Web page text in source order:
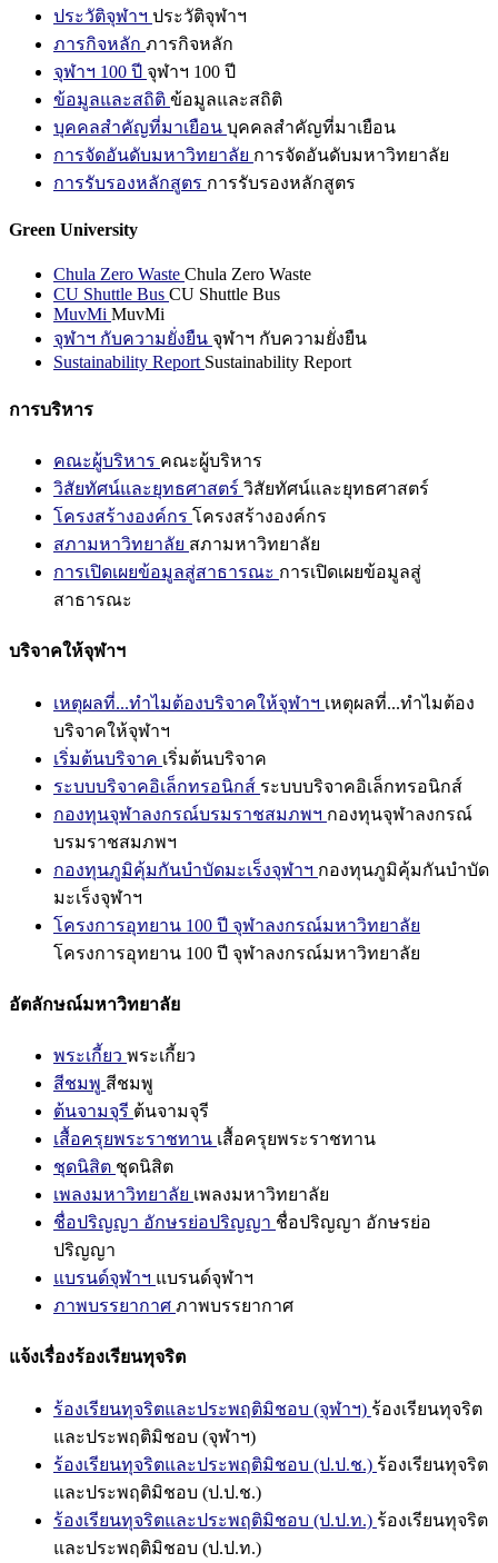
ประวัติจุฬาฯ ประวัติจุฬาฯ
ภารกิจหลัก ภารกิจหลัก
จุฬาฯ 100 ปี จุฬาฯ 100 ปี
ข้อมูลและสถิติ ข้อมูลและสถิติ
บุคคลสำคัญที่มาเยือน บุคคลสำคัญที่มาเยือน
การจัดอันดับมหาวิทยาลัย การจัดอันดับมหาวิทยาลัย
การรับรองหลักสูตร การรับรองหลักสูตร
Green University
Chula Zero Waste Chula Zero Waste
CU Shuttle Bus CU Shuttle Bus
MuvMi MuvMi
จุฬาฯ กับความยั่งยืน จุฬาฯ กับความยั่งยืน
Sustainability Report Sustainability Report
การบริหาร
คณะผู้บริหาร คณะผู้บริหาร
วิสัยทัศน์และยุทธศาสตร์ วิสัยทัศน์และยุทธศาสตร์
โครงสร้างองค์กร โครงสร้างองค์กร
สภามหาวิทยาลัย สภามหาวิทยาลัย
การเปิดเผยข้อมูลสู่สาธารณะ การเปิดเผยข้อมูลสู่
สาธารณะ
บริจาคให้จุฬาฯ
เหตุผลที่...ทำไมต้องบริจาคให้จุฬาฯ เหตุผลที่...ทำไมต้อง
บริจาคให้จุฬาฯ
เริ่มต้นบริจาค เริ่มต้นบริจาค
ระบบบริจาคอิเล็กทรอนิกส์ ระบบบริจาคอิเล็กทรอนิกส์
กองทุนจุฬาลงกรณ์บรมราชสมภพฯ กองทุนจุฬาลงกรณ์
บรมราชสมภพฯ
กองทุนภูมิคุ้มกันบำบัดมะเร็งจุฬาฯ กองทุนภูมิคุ้มกันบำบัด
มะเร็งจุฬาฯ
โครงการอุทยาน 100 ปี จุฬาลงกรณ์มหาวิทยาลัย
โครงการอุทยาน 100 ปี จุฬาลงกรณ์มหาวิทยาลัย
อัตลักษณ์มหาวิทยาลัย
พระเกี้ยว พระเกี้ยว
สีชมพู สีชมพู
ต้นจามจุรี ต้นจามจุรี
เสื้อครุยพระราชทาน เสื้อครุยพระราชทาน
ชุดนิสิต ชุดนิสิต
เพลงมหาวิทยาลัย เพลงมหาวิทยาลัย
ชื่อปริญญา อักษรย่อปริญญา ชื่อปริญญา อักษรย่อ
ปริญญา
แบรนด์จุฬาฯ แบรนด์จุฬาฯ
ภาพบรรยากาศ ภาพบรรยากาศ
แจ้งเรื่องร้องเรียนทุจริต
ร้องเรียนทุจริตและประพฤติมิชอบ (จุฬาฯ) ร้องเรียนทุจริต
และประพฤติมิชอบ (จุฬาฯ)
ร้องเรียนทุจริตและประพฤติมิชอบ (ป.ป.ช.) ร้องเรียนทุจริต
และประพฤติมิชอบ (ป.ป.ช.)
ร้องเรียนทุจริตและประพฤติมิชอบ (ป.ป.ท.) ร้องเรียนทุจริต
และประพฤติมิชอบ (ป.ป.ท.)